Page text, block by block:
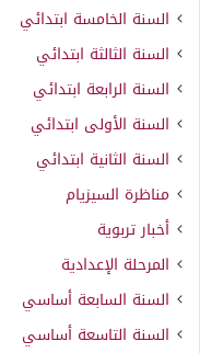
السنة الخامسة ابتدائي
السنة الثالثة ابتدائي
السنة الرابعة ابتدائي
السنة الأولى ابتدائي
السنة الثانية ابتدائي
مناظرة السيزيام
أخبار تربوية
المرحلة الإعدادية
السنة السابعة أساسي
السنة التاسعة أساسي